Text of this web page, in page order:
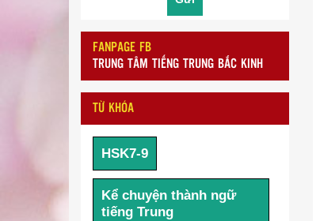
FANPAGE FB
TRUNG TÂM TIẾNG TRUNG BẮC KINH
TỪ KHÓA
HSK7-9
Kể chuyện thành ngữ
tiếng Trung